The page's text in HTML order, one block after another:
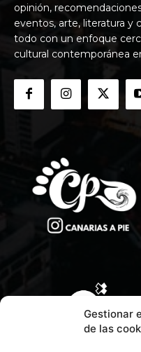
Gestionar
de las
opinión,
eventos, arte, literatura y
todo con un enfoque
cultural contemporánea